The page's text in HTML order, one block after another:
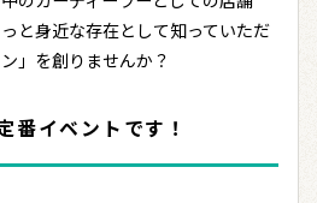
と身近な存在として知っていただ
」を創りませんか？
番イベントです！